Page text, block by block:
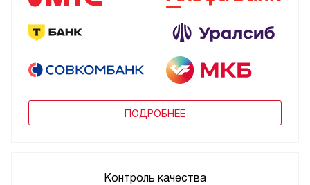
ПОДРОБНЕЕ
Контроль качества